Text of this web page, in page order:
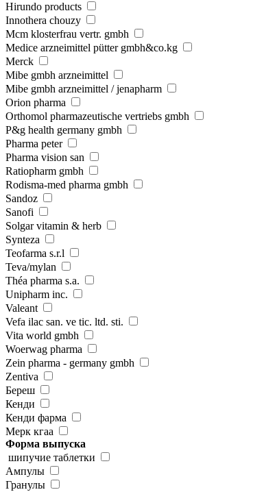
Hirundo products
Innothera chouzy
Mcm klosterfrau vertr. gmbh
Medice arzneimittel pütter gmbh&co.kg
Merck
Mibe gmbh arzneimittel
Mibe gmbh arzneimittel / jenapharm
Orion pharma
Orthomol pharmazeutische vertriebs gmbh
P&g health germany gmbh
Pharma peter
Pharma vision san
Ratiopharm gmbh
Rodisma-med pharma gmbh
Sandoz
Sanofi
Solgar vitamin & herb
Synteza
Teofarma s.r.l
Teva/mylan
Théa pharma s.a.
Unipharm inc.
Valeant
Vefa ilac san. ve tic. ltd. sti.
Vita world gmbh
Woerwag pharma
Zein pharma - germany gmbh
Zentiva
Береш
Кенди
Кенди фарма
Мерк кгаа
Форма выпуска
шипучие таблетки
Ампулы
Гранулы